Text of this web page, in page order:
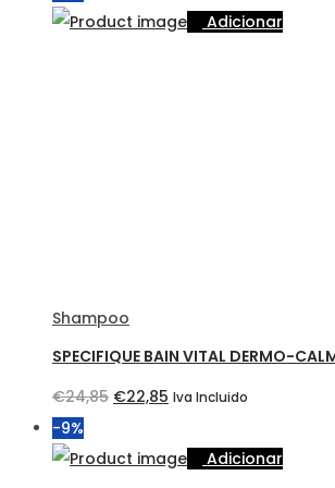
Adicionar
Shampoo
SPECIFIQUE BAIN VITAL DERMO-
€24,85 O
original
€22,85 O
atual
Iva Incluido
-9%
Adicionar